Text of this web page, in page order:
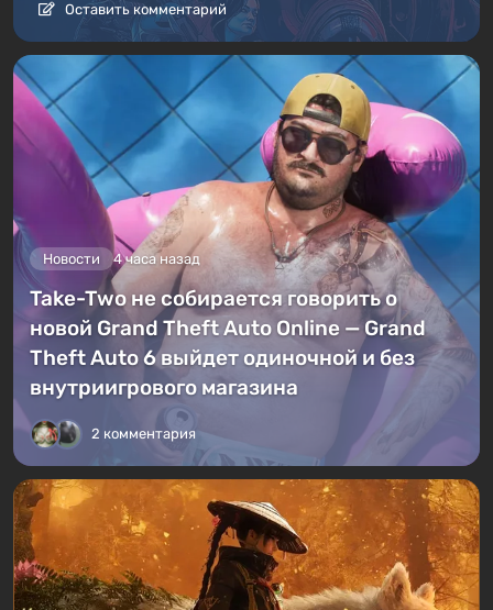
Оставить комментарий
Новости 4 часа назад
Take-Two не собирается говорить о
новой Grand Theft Auto Online — Grand
Theft Auto 6 выйдет одиночной и без
внутриигрового магазина
2 комментария